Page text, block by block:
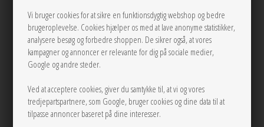
Vi bruger cookies for at sikre en funktionsdygtig webshop og bedre
brugeroplevelse. Cookies hjælper os med at lave anonyme statistikker,
analysere besøg og forbedre shoppen. De sikrer også, at vores
kampagner og annoncer er relevante for dig på sociale medier,
Google og andre steder.
Ved at acceptere cookies, giver du samtykke til, at vi og vores
tredjepartspartnere, som Google, bruger cookies og dine data til at
tilpasse annoncer baseret på dine interesser.
Jazzy buks Sort HAUTE L'AMITIÈ
900,00
Lanow buks Misty American Vintage